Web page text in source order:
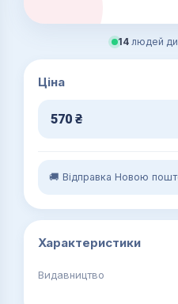
14 людей
Ціна
570 ₴
🚚 Відправка Новою
Характеристики
Видавництво